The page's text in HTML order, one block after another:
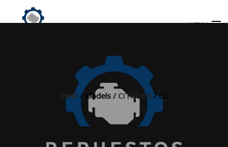
MENU
Inicio / Models / CITROEN / C3